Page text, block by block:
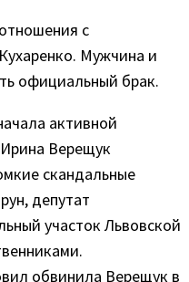
с
Мужчина и
официальный брак.
активной
Верещук
скандальные
депутат
участок Львовской
обвинила Верещук в